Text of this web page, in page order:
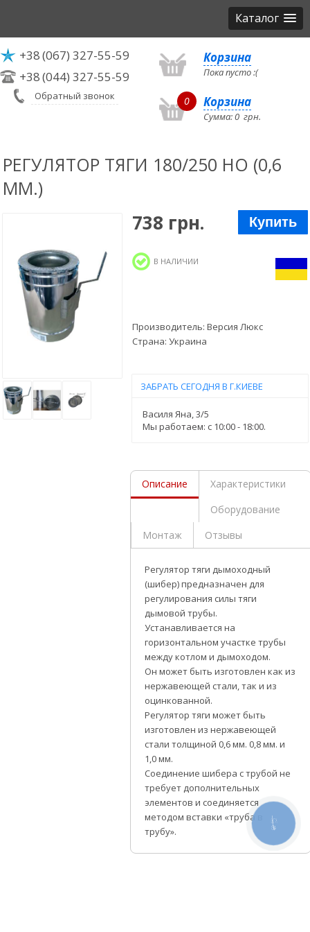
Каталог
+38(067) 327-55-59
+38(044) 327-55-59
Обратный звонок
Корзина
Пока пусто :(
0 Корзина
Сумма:0 грн.
РЕГУЛЯТОР ТЯГИ 180/250 НО (0,6
ММ.)
738 грн. Купить
В НАЛИЧИИ
Производитель: Версия Люкс
Страна: Украина
ЗАБРАТЬ СЕГОДНЯ В Г.КИЕВЕ
Василя Яна, 3/5
Мы работаем: c 10:00 - 18:00.
Описание
Характеристики
Оборудование
Монтаж
Отзывы
Регулятор тяги дымоходный
(шибер) предназначен для
регулирования силы тяги
дымовой трубы.
Устанавливается на
горизонтальном участке трубы
между котлом и дымоходом.
Он может быть изготовлен как из
нержавеющей стали, так и из
оцинкованной.
Регулятор тяги может быть
изготовлен из нержавеющей
стали толщиной 0,6 мм. 0,8 мм. и
1,0 мм.
Соединение шибера с трубой не
требует дополнительных
элементов и соединяется
методом вставки «труба в
трубу».
КНОПКА
СВЯЗИ